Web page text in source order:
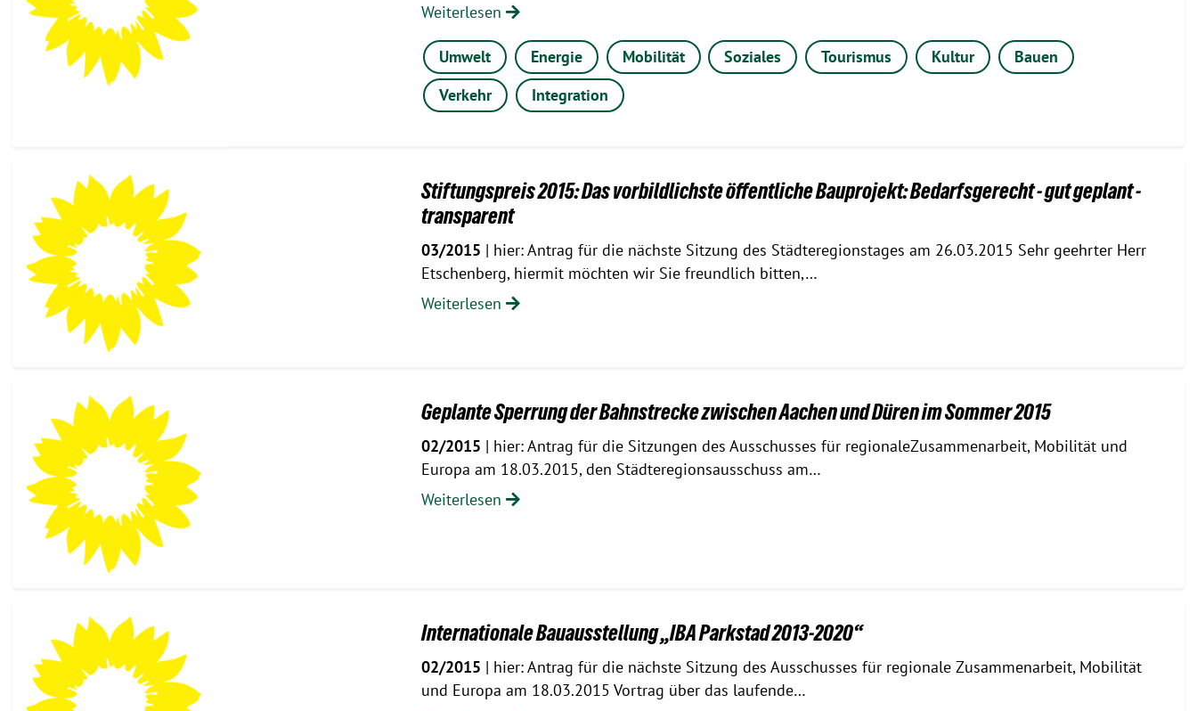
Weiterlesen
Umwelt Energie Mobilität Soziales Tourismus Kultur
Bauen
Verkehr
Integration
Stiftungspreis 2015: Das vorbildlichste öffentliche Bauprojekt: Bedarfsgerecht - gut geplant -
transparent
03/2015 | hier: Antrag für die nächste Sitzung des Städteregionstages am 26.03.2015 Sehr geehrter Herr
Etschenberg, hiermit möchten wir Sie freundlich bitten,…
Weiterlesen
Geplante Sperrung der Bahnstrecke zwischen Aachen und Düren im Sommer 2015
02/2015 | hier: Antrag für die Sitzungen des Ausschusses für regionaleZusammenarbeit, Mobilität und
Europa am 18.03.2015, den Städteregionsausschuss am…
Weiterlesen
Internationale Bauausstellung „IBA Parkstad 2013-2020“
02/2015 | hier: Antrag für die nächste Sitzung des Ausschusses für regionale Zusammenarbeit, Mobilität
und Europa am 18.03.2015 Vortrag über das laufende…